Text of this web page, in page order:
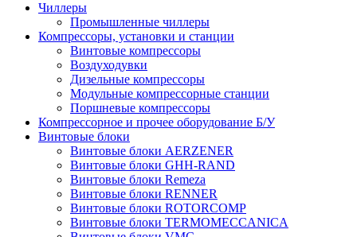
Чиллеры
Промышленные чиллеры
Компрессоры, установки и станции
Винтовые компрессоры
Воздуходувки
Дизельные компрессоры
Модульные компрессорные станции
Поршневые компрессоры
Компрессорное и прочее оборудование Б/У
Винтовые блоки
Винтовые блоки AERZENER
Винтовые блоки GHH-RAND
Винтовые блоки Remeza
Винтовые блоки RENNER
Винтовые блоки ROTORCOMP
Винтовые блоки TERMOMECCANICA